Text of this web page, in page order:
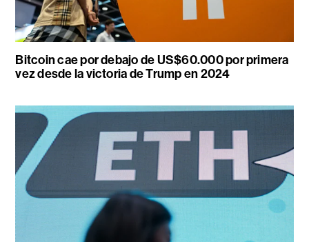
Bitcoin cae por debajo de US$60.000 por primera
vez desde la victoria de Trump en 2024